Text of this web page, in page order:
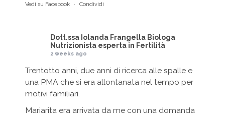
Vedi su Facebook · Condividi
Dott.ssa Iolanda Frangella Biologa
Nutrizionista esperta in Fertilità
2 weeks ago
Trentotto anni, due anni di ricerca alle spalle e
una PMA che si era allontanata nel tempo per
motivi familiari.
Mariarita era arrivata da me con una domanda